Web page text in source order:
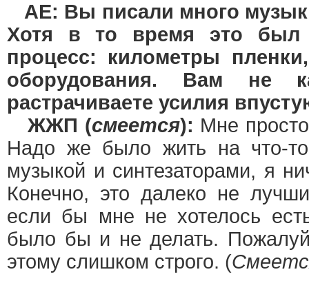
AE: Вы писали много
Хотя в то время это был
процесс: километры
оборудования. Вам не
растрачиваете усилия
ЖЖП (смеется): Мне
Надо же было жить на что-
музыкой и синтезаторами, я
Конечно, это далеко не
если бы мне не хотелось
было бы и не делать.
этому слишком строго. (